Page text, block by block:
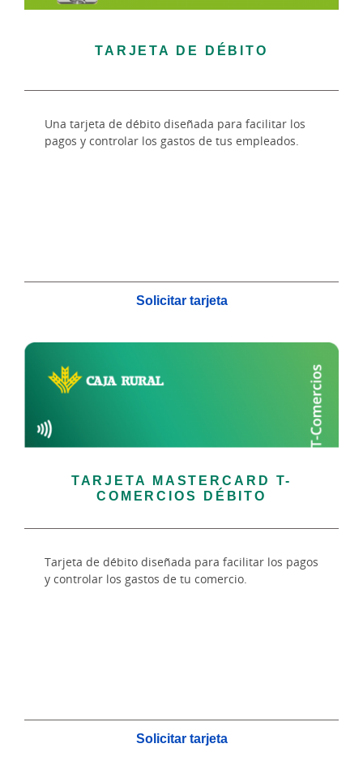
TARJETA DE DÉBITO
Una tarjeta de débito diseñada para facilitar los
pagos y controlar los gastos de tus empleados.
Solicitar tarjeta
TARJETA MASTERCARD T-
COMERCIOS DÉBITO
Tarjeta de débito diseñada para facilitar los pagos
y controlar los gastos de tu comercio.
Solicitar tarjeta